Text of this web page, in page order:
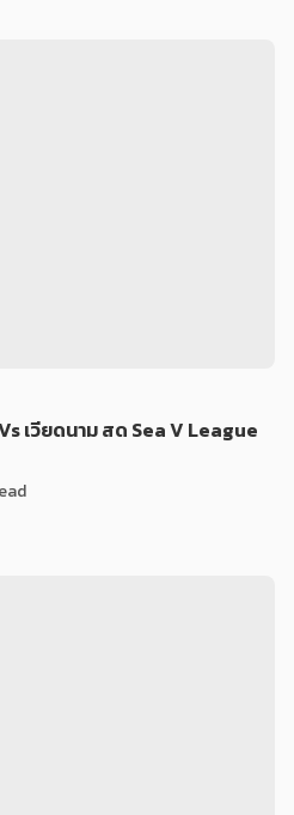
เวียดนาม สด Sea V League